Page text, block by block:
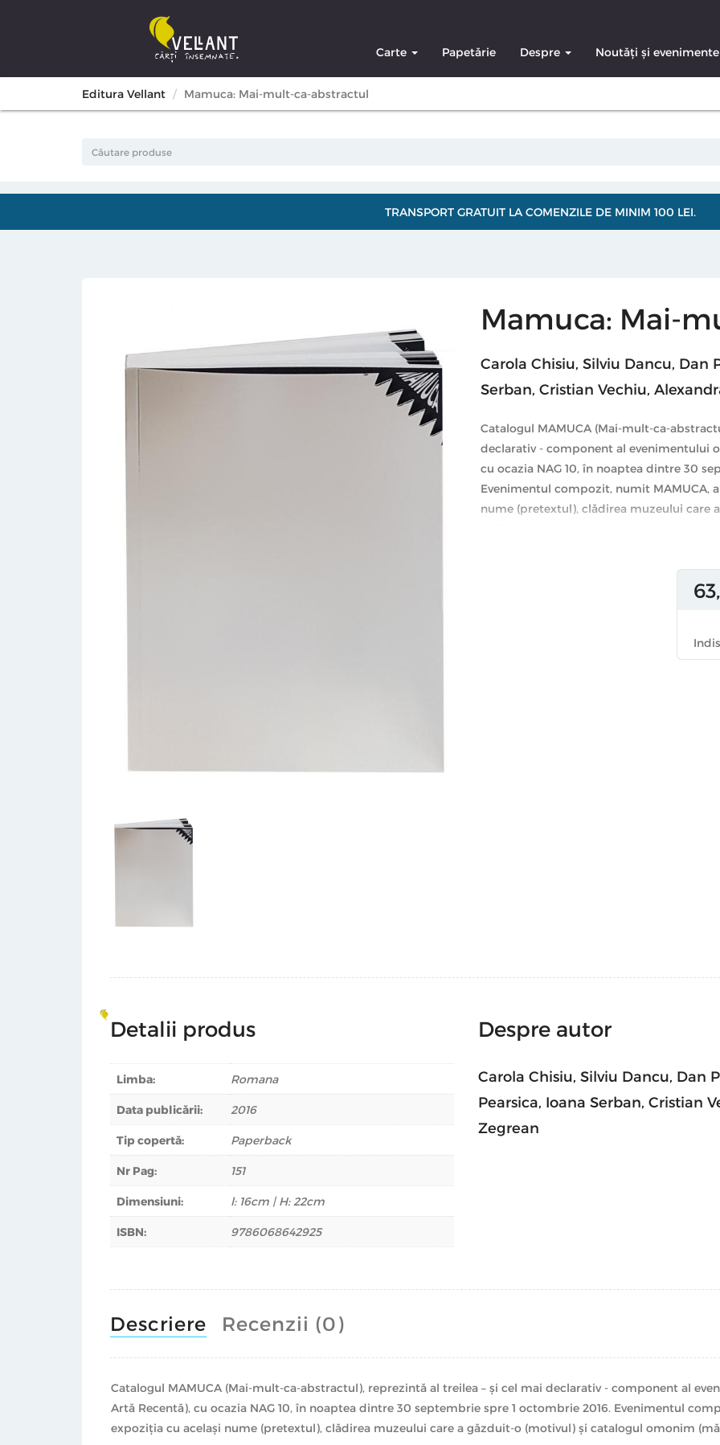
Carte Papetărie Despre Noutăți și evenimente
Editura Vellant Mamuca: Mai-mult-ca-abstractul
TRANSPORT GRATUIT LA COMENZILE DE MINIM 100 LEI.
Mamuca: Mai-
Carola Chisiu Silviu Dancu Dan
Serban Cristian Vechiu
Catalogul MAMUCA (Mai-mult-ca-
declarativ - component al evenimentului
cu ocazia NAG 10, în noaptea dintre 30
Evenimentul compozit, numit MAMUCA,
nume (pretextul), clădirea muzeului care
dispărut. A durat cât o perioadă de
fost o ispită, a fost o ”eroare”, o
unitar (dar ludic) lucrări din anii 60 dar și
discursuri care din punct de vedere
sunt critici de artă. Sau poate că tocmai
Erwin KESSLER, curator al expoziției,
artei.Catalogul nu prezintă imaginile
care care o sugerează ”cotorul”. În
imagini. Textele unor amatori (în toată
expunere a unei serii de subiectivisme
Nu vi se vor oferi lesne. Nu vi se vor părea
vedeți ”cum trebuie”. Dar abia în asta
63
Detalii produs
Limba: Romana
Data publicării: 2016
Tip copertă: Paperback
Nr Pag: 151
Dimensiuni: l: 16cm | H: 22cm
ISBN: 9786068642925
Despre autor
Carola Chisiu ,Silviu Dancu Dan
Pearsica Ioana Serban ,Cristian
Zegrean
Descriere Recenzii (0)
Catalogul MAMUCA (Mai-mult-ca-abstractul), reprezintă al treilea – și cel mai declarativ - component al
Artă Recentă), cu ocazia NAG 10, în noaptea dintre 30 septembrie spre 1 octombrie 2016. Evenimentul
expoziția cu același nume (pretextul), clădirea muzeului care a găzduit-o (motivul) și catalogul omonim